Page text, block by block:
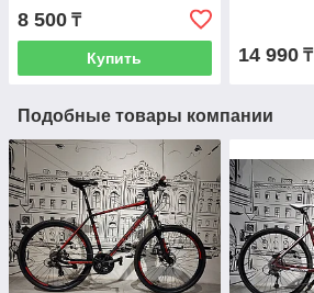
8 500 ₸
Купить 14 990₸
Подобные товары компании